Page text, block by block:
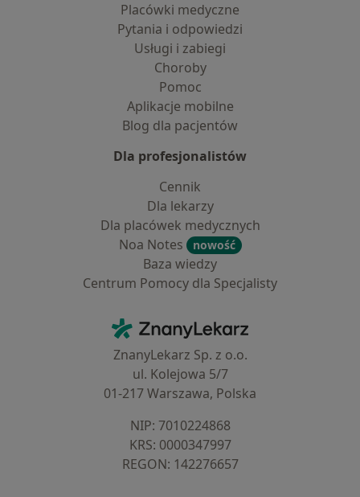
Placówki medyczne
Pytania i odpowiedzi
Usługi i zabiegi
Choroby
Pomoc
Aplikacje mobilne
Blog dla pacjentów
Dla profesjonalistów
Cennik
Dla lekarzy
Dla placówek medycznych
Noa Notes
nowość
Baza wiedzy
Centrum Pomocy dla Specjalisty
ZnanyLekarz - Strona główna
ZnanyLekarz Sp. z o.o.
ul. Kolejowa 5/7
01-217 Warszawa, Polska
NIP: ⁠7010224868
KRS: ⁠0000347997
REGON: ⁠142276657